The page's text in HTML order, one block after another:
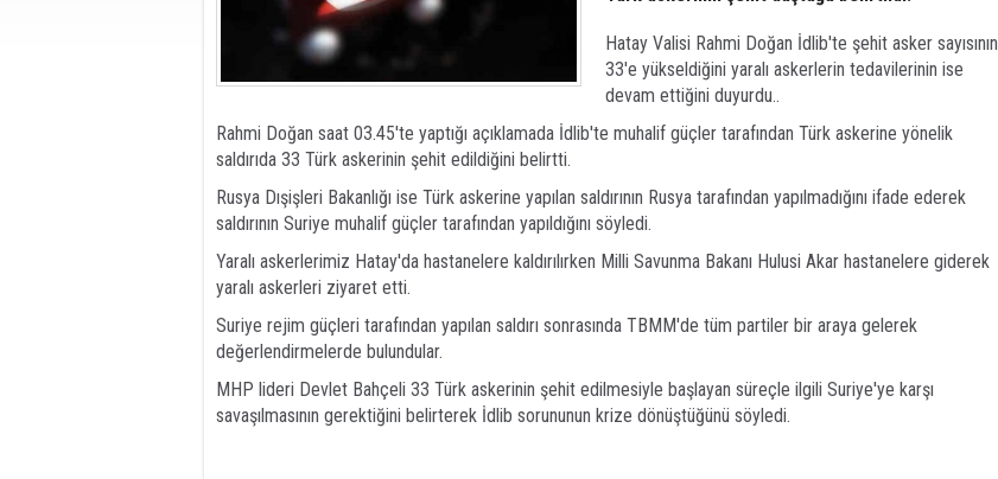
Hatay Valisi Rahmi Doğan İdlib'te şehit asker sayısının
33'e yükseldiğini yaralı askerlerin tedavilerinin ise
devam ettiğini duyurdu..
Rahmi Doğan saat 03.45'te yaptığı açıklamada İdlib'te muhalif güçler tarafından Türk askerine yönelik
saldırıda 33 Türk askerinin şehit edildiğini belirtti.
Rusya Dışişleri Bakanlığı ise Türk askerine yapılan saldırının Rusya tarafından yapılmadığını ifade ederek
saldırının Suriye muhalif güçler tarafından yapıldığını söyledi.
Yaralı askerlerimiz Hatay'da hastanelere kaldırılırken Milli Savunma Bakanı Hulusi Akar hastanelere giderek
yaralı askerleri ziyaret etti.
Suriye rejim güçleri tarafından yapılan saldırı sonrasında TBMM'de tüm partiler bir araya gelerek
değerlendirmelerde bulundular.
MHP lideri Devlet Bahçeli 33 Türk askerinin şehit edilmesiyle başlayan süreçle ilgili Suriye'ye karşı
savaşılmasının gerektiğini belirterek İdlib sorununun krize dönüştüğünü söyledi.